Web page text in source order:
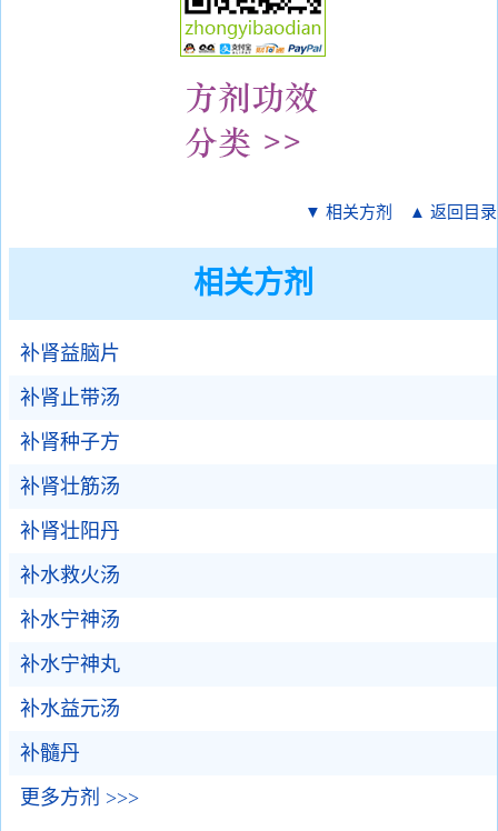
▼ 相关方剂 ▲ 返回目录
相关方剂
补肾益脑片
补肾止带汤
补肾种子方
补肾壮筋汤
补肾壮阳丹
补水救火汤
补水宁神汤
补水宁神丸
补水益元汤
补髓丹
更多方剂 >>>